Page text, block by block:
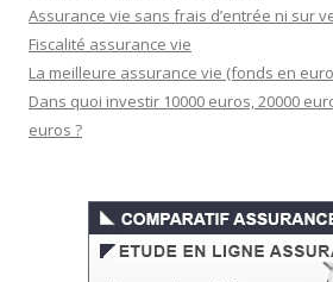
Assurance vie sans frais d’entrée ni sur
Fiscalité assurance vie
La meilleure assurance vie (fonds en
Dans quoi investir 10000 euros, 20000
euros ?